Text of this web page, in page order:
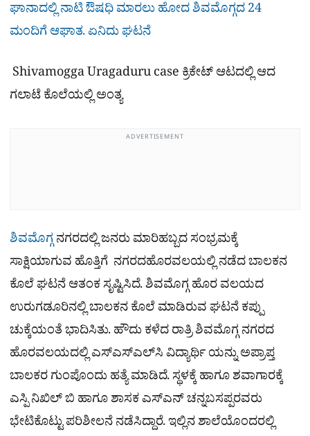
ಘಾನಾದಲ್ಲಿ ನಾಟಿ ಔಷಧಿ ಮಾರಲು ಹೋದ ಶಿವಮೊಗ್ಗದ 24
ಮಂದಿಗೆ ಆಘಾತ. ಏನಿದು ಘಟನೆ
Shivamogga Uragaduru case ಕ್ರಿಕೇಟ್​ ಆಟದಲ್ಲಿ ಆದ
ಗಲಾಟೆ ಕೊಲೆಯಲ್ಲಿ ಅಂತ್ಯ
ADVERTISEMENT
ಶಿವಮೊಗ್ಗನಗರದಲ್ಲಿ ಜನರು ಮಾರಿಹಬ್ಬದ ಸಂಭ್ರಮಕ್ಕೆ
ಸಾಕ್ಷಿಯಾಗುವ ಹೊತ್ತಿಗೆ ನಗರದಹೊರವಲಯಲ್ಲಿ ನಡೆದ ಬಾಲಕನ
ಕೊಲೆ ಘಟನೆ ಆತಂಕ ಸೃಷ್ಟಿಸಿದೆ. ಶಿವಮೊಗ್ಗ ಹೊರ ವಲಯದ
ಉರುಗಡೂರಿನಲ್ಲಿ ಬಾಲಕನ ಕೊಲೆ ಮಾಡಿರುವ ಘಟನೆ ಕಪ್ಪು
ಚುಕ್ಕೆಯಂತೆ ಭಾದಿಸಿತು. ಹೌದು ಕಳೆದ ರಾತ್ರಿ ಶಿವಮೊಗ್ಗ ನಗರದ
ಹೊರವಲಯದಲ್ಲಿ ಎಸ್‌ಎಸ್‌ಎಲ್‌ಸಿ ವಿದ್ಯಾರ್ಥಿ ಯನ್ನು ಅಪ್ರಾಪ್ತ
ಬಾಲಕರ ಗುಂಪೊಂದು ಹತ್ಯೆ ಮಾಡಿದೆ. ಸ್ಥಳಕ್ಕೆ ಹಾಗೂ ಶವಾಗಾರಕ್ಕೆ
ಎಸ್ಪಿ ನಿಖಿಲ್ ಬಿ ಹಾಗೂ ಶಾಸಕ ಎಸ್ಎನ್ ಚನ್ನಬಸಪ್ಪರವರು
ಭೇಟಿಕೊಟ್ಟು ಪರಿಶೀಲನೆ ನಡೆಸಿದ್ದಾರೆ. ಇಲ್ಲಿನ ಶಾಲೆಯೊಂದರಲ್ಲಿ